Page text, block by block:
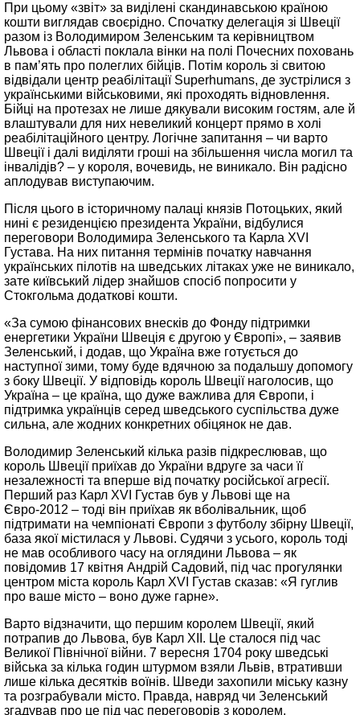
При цьому «звіт» за виділені скандинавською країною
кошти виглядав своєрідно. Спочатку делегація зі Швеції
разом із Володимиром Зеленським та керівництвом
Львова і області поклала вінки на полі Почесних поховань
в пам’ять про полеглих бійців. Потім король зі свитою
відвідали центр реабілітації Superhumans, де зустрілися з
українськими військовими, які проходять відновлення.
Бійці на протезах не лише дякували високим гостям, але й
влаштували для них невеликий концерт прямо в холі
реабілітаційного центру. Логічне запитання – чи варто
Швеції і далі виділяти гроші на збільшення числа могил та
інвалідів? – у короля, вочевидь, не виникало. Він радісно
аплодував виступаючим.
Після цього в історичному палаці князів Потоцьких, який
нині є резиденцією президента України, відбулися
переговори Володимира Зеленського та Карла XVI
Густава. На них питання термінів початку навчання
українських пілотів на шведських літаках уже не виникало,
зате київський лідер знайшов спосіб попросити у
Стокгольма додаткові кошти.
«За сумою фінансових внесків до Фонду підтримки
енергетики України Швеція є другою у Європі», – заявив
Зеленський, і додав, що Україна вже готується до
наступної зими, тому буде вдячною за подальшу допомогу
з боку Швеції. У відповідь король Швеції наголосив, що
Україна – це країна, що дуже важлива для Європи, і
підтримка українців серед шведського суспільства дуже
сильна, але жодних конкретних обіцянок не дав.
Володимир Зеленський кілька разів підкреслював, що
король Швеції приїхав до України вдруге за часи її
незалежності та вперше від початку російської агресії.
Перший раз Карл XVI Густав був у Львові ще на
Євро-2012 – тоді він приїхав як вболівальник, щоб
підтримати на чемпіонаті Європи з футболу збірну Швеції,
база якої містилася у Львові. Судячи з усього, король тоді
не мав особливого часу на оглядини Львова – як
повідомив 17 квітня Андрій Садовий, під час прогулянки
центром міста король Карл XVI Густав сказав: «Я гуглив
про ваше місто – воно дуже гарне».
Варто відзначити, що першим королем Швеції, який
потрапив до Львова, був Карл ХІІ. Це сталося під час
Великої Північної війни. 7 вересня 1704 року шведські
війська за кілька годин штурмом взяли Львів, втративши
лише кілька десятків воїнів. Шведи захопили міську казну
та розграбували місто. Правда, навряд чи Зеленський
згадував про це під час переговорів з королем.